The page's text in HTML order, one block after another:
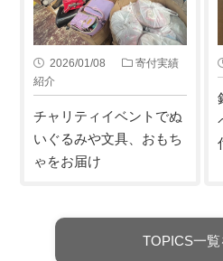
2026/01/08
寄付実績
紹介
チャリティイベントでぬ
いぐるみや文具、おもち
ゃをお届け
TOPICS一覧